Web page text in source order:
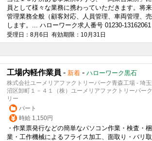
員として様々な業務に携わっていただきます。将
管理業務全般（顧客対応、人員管理、車両管理、
します。... ハローワーク求人番号 01230-13162061
受理日：8月6日 有効期限：10月31日
工場内軽作業員 - 新着 - ハローワーク黒石
株式会社ユーメリアファクトリーパーク青森工場 - 埼
沼区卸町１－４１（株）ユーメリアファクトリーパー
リー
パート
時給 1,150円
・作業票発行などの簡単なパソコン作業・検査・
業・工作機械によるフライス加工、面取り・バリ